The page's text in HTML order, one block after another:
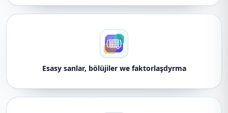
Esasy sanlar, bölüjiler we faktorlaşdyrma